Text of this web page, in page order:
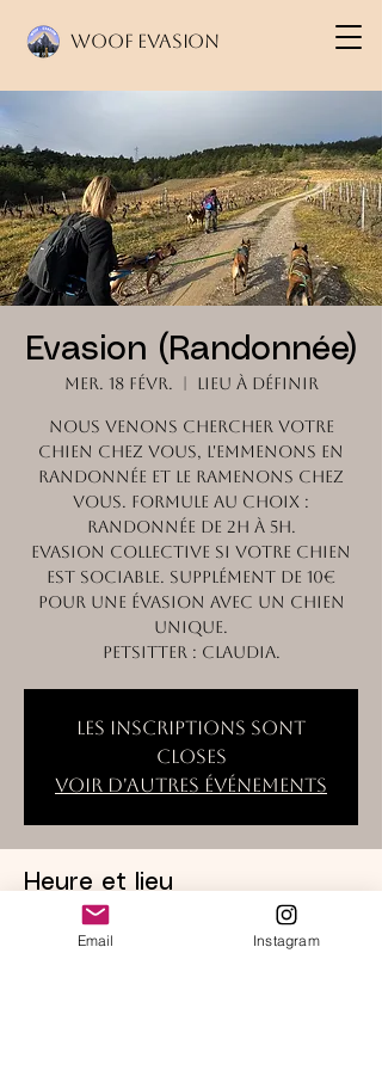
Woof Evasion
Evasion (Randonnée)
mer. 18 févr. Lieu à définir
Nous venons chercher votre
chien chez vous, l'emmenons en
randonnée et le ramenons chez
vous. Formule au choix :
randonnée de 2h à 5h.
Evasion collective si votre chien
est sociable. Supplément de 10€
pour une évasion avec un chien
unique.
Petsitter : Claudia.
Les inscriptions sont
closes
Voir d'autres événements
Heure et lieu
18 févr. 2026, 09:30 – 16:00
Lieu à définir
Email Instagram